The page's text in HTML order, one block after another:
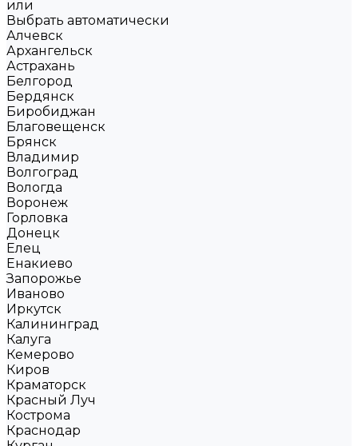
или
Выбрать автоматически
Алчевск
Архангельск
Астрахань
Белгород
Бердянск
Биробиджан
Благовещенск
Брянск
Владимир
Волгоград
Вологда
Воронеж
Горловка
Донецк
Елец
Енакиево
Запорожье
Иваново
Иркутск
Калининград
Калуга
Кемерово
Киров
Краматорск
Красный Луч
Кострома
Краснодар